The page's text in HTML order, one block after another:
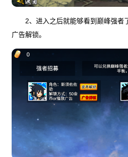
2、进入之后就能够看到巅峰强者
广告解锁。